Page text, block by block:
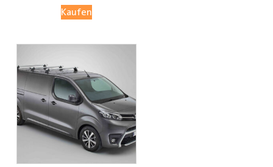
Einsatz und garantiert eine zuverlässige
An der Hintertür mit Scharnieren
ermöglicht die Befestigung der Leiter an den
Scharnieren der Hintertür, ohne dass Löcher
gebohrt werden müssen. Sie ist eine praktische
Lösung für Fahrzeugmodelle, bei denen die direkte
Verschraubung nicht möglich ist.
Kaufen